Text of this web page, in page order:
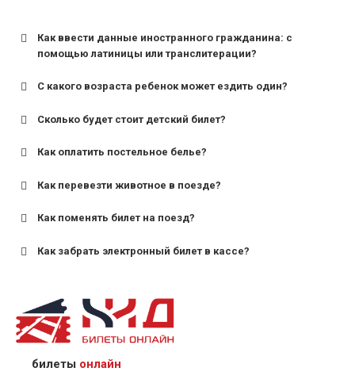
Как ввести данные иностранного гражданина: с
помощью латиницы или транслитерации?
С какого возраста ребенок может ездить один?
для поездов дальнего следования — от 10 лет и
для пригородных поездов — от 7 лет.
Сколько будет стоит детский билет?
Как оплатить постельное белье?
Как перевезти животное в поезде?
Как поменять билет на поезд?
Как забрать электронный билет в кассе?
назвав кассиру 14-значный номер заказа;
предъявив удостоверение личности пассажира, на
кого оформлен билет.
билеты онлайн